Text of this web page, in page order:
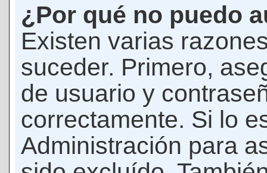
¿Por qué no puedo
Existen varias
suceder. Primero,
de usuario y
correctamente. Si lo
Administración para